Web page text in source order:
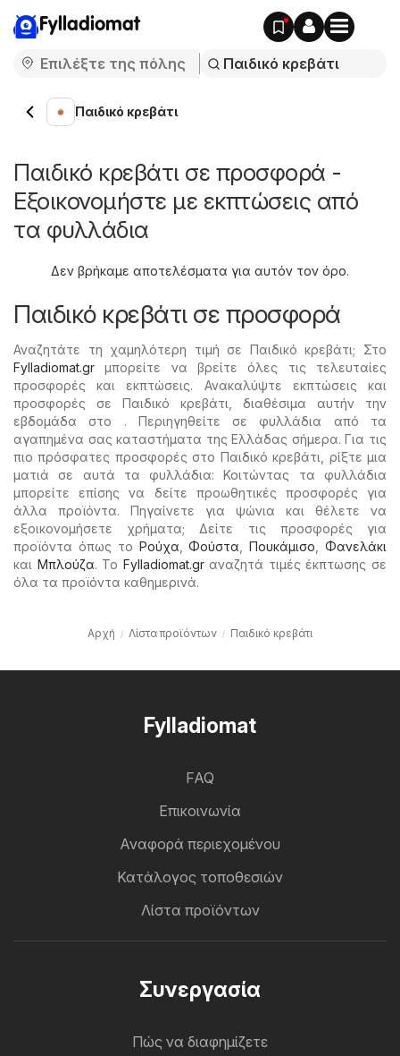
Fylladiomat
Παιδικό κρεβάτι
Παιδικό κρεβάτι σε προσφορά -
Εξοικονομήστε με εκπτώσεις από
τα φυλλάδια
Δεν βρήκαμε αποτελέσματα για αυτόν τον όρο.
Παιδικό κρεβάτι σε προσφορά
Αναζητάτε τη χαμηλότερη τιμή σε Παιδικό κρεβάτι; Στο
Fylladiomat.gr μπορείτε να βρείτε όλες τις τελευταίες
προσφορές και εκπτώσεις. Ανακαλύψτε εκπτώσεις και
προσφορές σε Παιδικό κρεβάτι, διαθέσιμα αυτήν την
εβδομάδα στο . Περιηγηθείτε σε φυλλάδια από τα
αγαπημένα σας καταστήματα της Ελλάδας σήμερα. Για τις
πιο πρόσφατες προσφορές στο Παιδικό κρεβάτι, ρίξτε μια
ματιά σε αυτά τα φυλλάδια: Κοιτώντας τα φυλλάδια
μπορείτε επίσης να δείτε προωθητικές προσφορές για
άλλα προϊόντα. Πηγαίνετε για ψώνια και θέλετε να
εξοικονομήσετε χρήματα; Δείτε τις προσφορές για
προϊόντα όπως το Ρούχα ,Φούστα ,Πουκάμισο ,Φανελάκι
και Μπλούζα. Το Fylladiomat.grαναζητά τιμές έκπτωσης σε
όλα τα προϊόντα καθημερινά.
Αρχή Λίστα προϊόντων Παιδικό κρεβάτι
Fylladiomat
FAQ
Επικοινωνία
Αναφορά περιεχομένου
Κατάλογος τοποθεσιών
Λίστα προϊόντων
Συνεργασία
Πώς να διαφημίζετε